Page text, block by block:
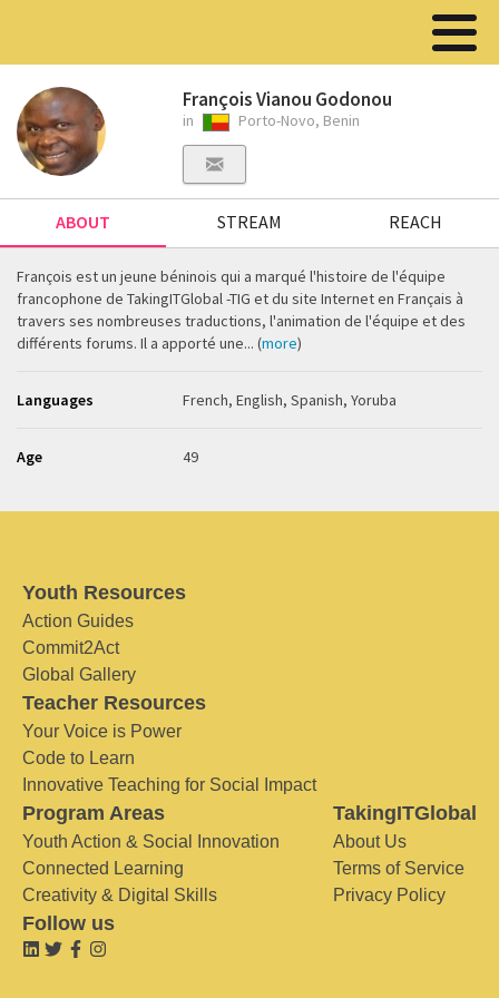
François Vianou Godonou
in Porto-Novo, Benin
ABOUT STREAM REACH
François est un jeune béninois qui a marqué l'histoire de l'équipe
francophone de TakingITGlobal -TIG et du site Internet en Français à
travers ses nombreuses traductions, l'animation de l'équipe et des
différents forums. Il a apporté une... (more)
Languages French, English, Spanish, Yoruba
Age 49
Youth Resources
Action Guides
Commit2Act
Global Gallery
Teacher Resources
Your Voice is Power
Code to Learn
Innovative Teaching for Social Impact
Program Areas
Youth Action & Social Innovation
Connected Learning
Creativity & Digital Skills
TakingITGlobal
About Us
Terms of Service
Privacy Policy
Follow us